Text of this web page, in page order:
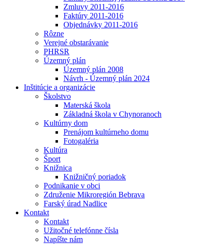
Zmluvy 2011-2016
Faktúry 2011-2016
Objednávky 2011-2016
Rôzne
Verejné obstarávanie
PHRSR
Územný plán
Územný plán 2008
Návrh - Územný plán 2024
Inštitúcie a organizácie
Školstvo
Materská škola
Základná škola v Chynoranoch
Kultúrny dom
Prenájom kultúrneho domu
Fotogaléria
Kultúra
Šport
Knižnica
Knižničný poriadok
Podnikanie v obci
Združenie Mikroregión Bebrava
Farský úrad Nadlice
Kontakt
Kontakt
Užitočné telefónne čísla
Napíšte nám